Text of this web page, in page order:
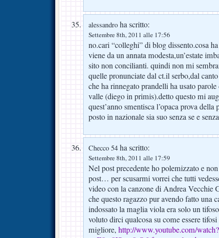
alessandro ha scritto:
Settembre 8th, 2011 alle 17:56
no.cari “colleghi” di blog dissento.cosa
viene da un annata modesta,un’estate
sito non concilianti. quindi non mi
quelle pronunciate dal ct.il serbo,dal
che ha rinnegato prandelli ha usato
valle (diego in primis).detto questo mi
quest’anno smentisca l’opaca prova della
posto in nazionale sia suo senza se e
Checco 54 ha scritto:
Settembre 8th, 2011 alle 17:59
Nel post precedente ho polemizzato e
post… per scusarmi vorrei che tutti
video con la canzone di Andrea Vecchie
che questo ragazzo pur avendo fatto una
indossato la maglia viola era solo un
voluto dirci qualcosa su come essere
migliore, http://www.youtube.com/watch?